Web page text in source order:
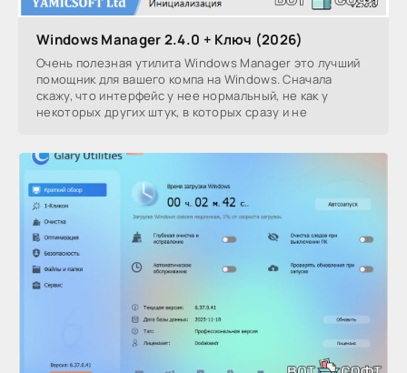
Windows Manager 2.4.0 + Ключ (2026)
Очень полезная утилита Windows Manager это лучший
помощник для вашего компа на Windows. Сначала
скажу, что интерфейс у нее нормальный, не как у
некоторых других штук, в которых сразу и не